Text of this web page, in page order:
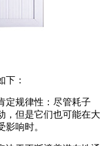
下：
定规律性：尽管耗子
，但是它们也可能在大
响时。